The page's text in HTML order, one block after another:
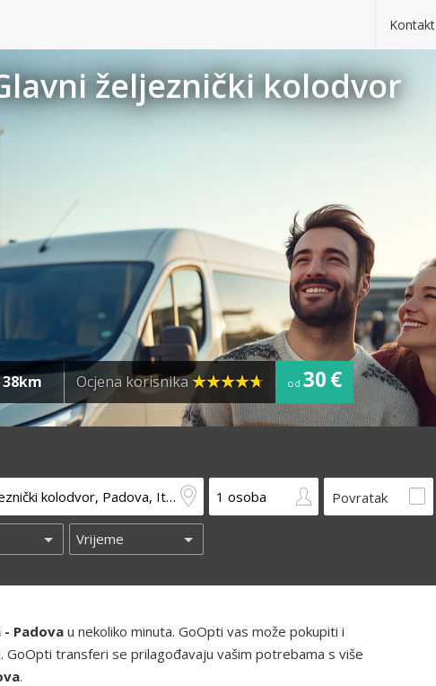
Kontakt
željeznički kolodvor
38km Ocjena korisnika od30 €
Povratak
- Padova u nekoliko minuta. GoOpti vas može pokupiti i
GoOpti transferi se prilagođavaju vašim potrebama s više
.